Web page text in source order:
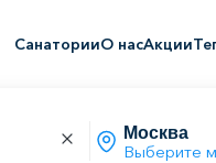
СанаторииО насАкции
Выберите